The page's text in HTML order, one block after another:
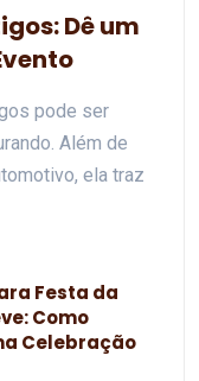
Dê um
pode ser
Além de
ela traz
Festa da
Como
Celebração